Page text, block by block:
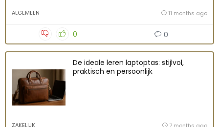
ALGEMEEN 11 months ago
0 0
De ideale leren laptoptas: stijlvol,
praktisch en persoonlijk
ZAKELIJK